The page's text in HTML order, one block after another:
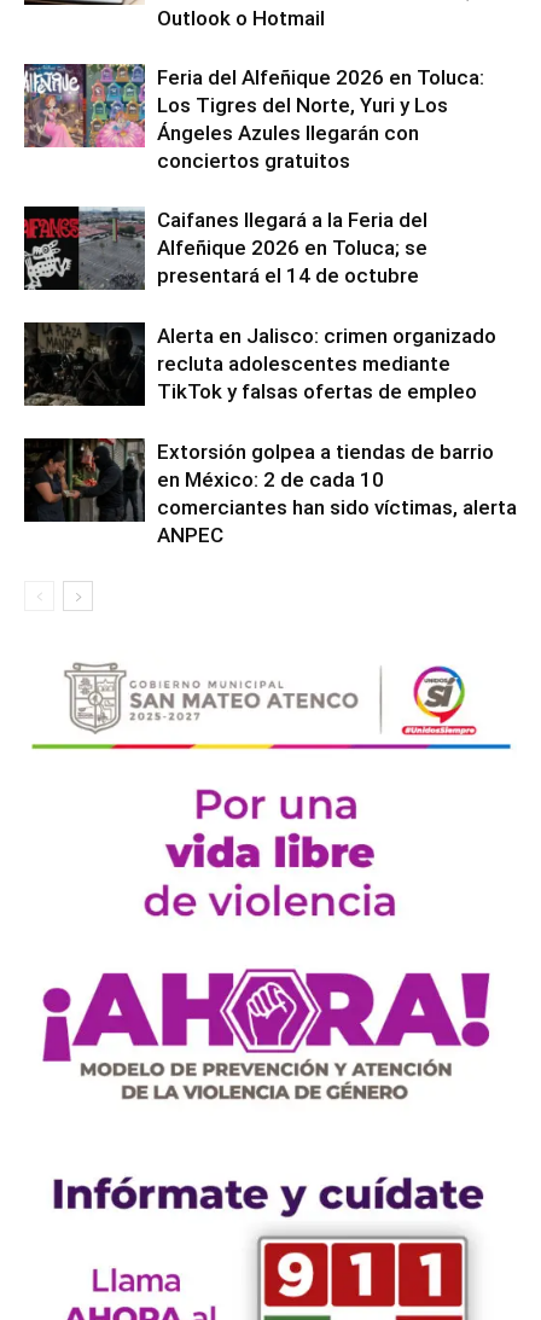
Outlook o Hotmail
Feria del Alfeñique 2026 en Toluca:
Los Tigres del Norte, Yuri y Los
Ángeles Azules llegarán con
conciertos gratuitos
Caifanes llegará a la Feria del
Alfeñique 2026 en Toluca; se
presentará el 14 de octubre
Alerta en Jalisco: crimen organizado
recluta adolescentes mediante
TikTok y falsas ofertas de empleo
Extorsión golpea a tiendas de barrio
en México: 2 de cada 10
comerciantes han sido víctimas, alerta
ANPEC